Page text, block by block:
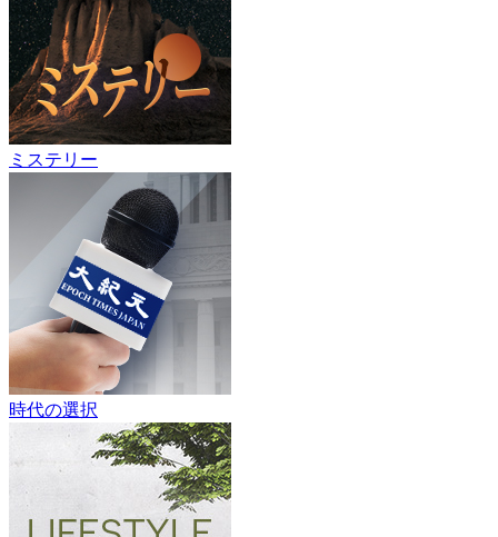
ミステリー
時代の選択